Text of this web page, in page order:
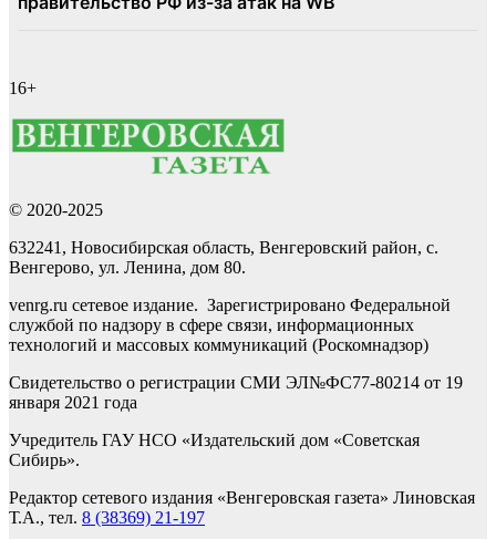
16+
© 2020-2025
632241, Новосибирская область, Венгеровский район, с.
Венгерово, ул. Ленина, дом 80.
venrg.ru сетевое издание. Зарегистрировано Федеральной
службой по надзору в сфере связи, информационных
технологий и массовых коммуникаций (Роскомнадзор)
Свидетельство о регистрации СМИ ЭЛ№ФС77-80214 от 19
января 2021 года
Учредитель ГАУ НСО «Издательский дом «Советская
Сибирь».
Редактор сетевого издания «Венгеровская газета» Линовская
Т.А., тел. 8 (38369) 21-197